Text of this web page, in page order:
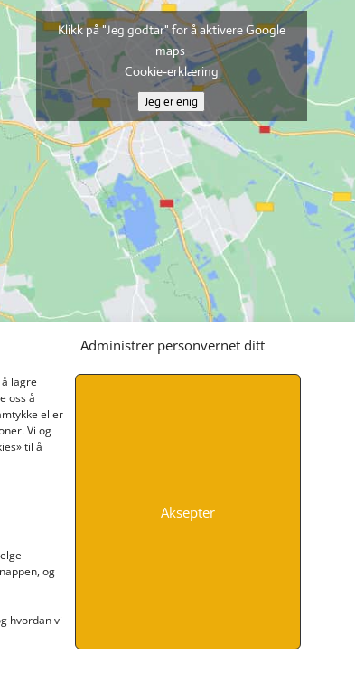
Administrer personvernet ditt
lagre
oss å
eller
Vi og
til å
og
hvordan vi
Aksepter
Klikk på "Jeg godtar" for å aktivere Google
maps
Cookie-erklæring
Jeg er enig
INFORMASJON